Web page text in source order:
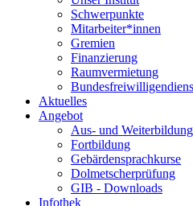
Schwerpunkte
Mitarbeiter*innen
Gremien
Finanzierung
Raumvermietung
Aktuelles
Angebot
Aus- und Weiterbildung
Fortbildung
Gebärdensprachkurse
Dolmetscherprüfung
GIB - Downloads
Infothek